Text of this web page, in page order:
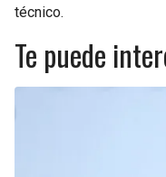
técnico.
Te puede